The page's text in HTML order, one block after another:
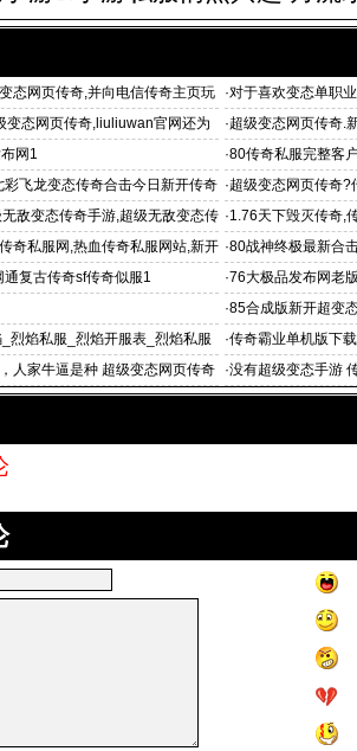
态网页传奇,并向电信传奇主页玩
·对于喜欢变态单职
变态网页传奇,liuliuwan官网还为
·超级变态网页传奇.
服平台
网1 ·80传奇私服完整客
飞龙变态传奇合击今日新开传奇 ·超级变态网页传奇
务端,1.76金币复
敌变态传奇手游,超级无敌变态传 ·1.76天下毁灭传奇,
月传奇1.76,1
奇私服网,热血传奇私服网站,新开 ·80战神终极最新合
复古传奇sf传奇似服1 ·76大极品发布网老
·85合成版新开超变
烈焰私服_烈焰开服表_烈焰私服
·传奇霸业单机版下
F 8
人家牛逼是种 超级变态网页传奇
·没有超级变态手游